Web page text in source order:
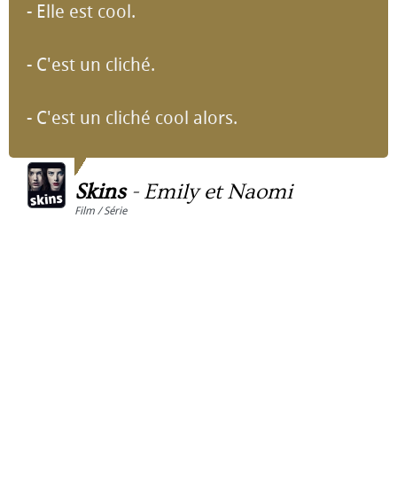
- Elle est cool.
- C'est un cliché.
- C'est un cliché cool alors.
Skins- Emily et Naomi
Film / Série